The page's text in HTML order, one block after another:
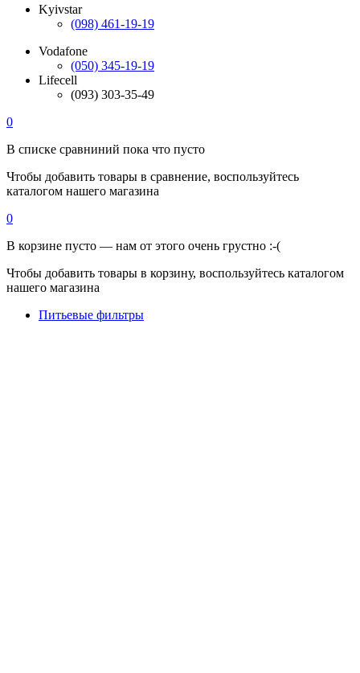
Kyivstar
(098) 461-19-19
Vodafone
(050) 345-19-19
Lifecell
(093) 303-35-49
0
В списке сравниний пока что пусто
Чтобы добавить товары в сравнение, воспользуйтесь
каталогом нашего магазина
0
В корзине пусто — нам от этого очень грустно :-(
Чтобы добавить товары в корзину, воспользуйтесь каталогом
нашего магазина
Питьевые фильтры